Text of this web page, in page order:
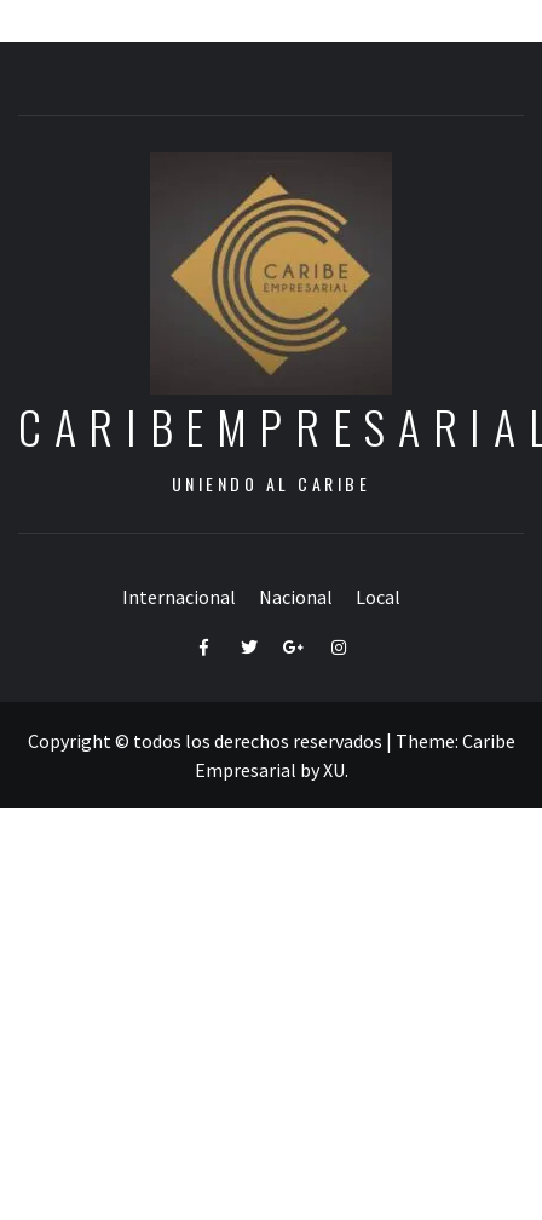
UNIENDO AL CARIBE
Internacional Nacional Local
FacebookTwitterGoogle+Instagram
Copyright © todos los derechos reservados | Theme: Caribe
Empresarial byXU.